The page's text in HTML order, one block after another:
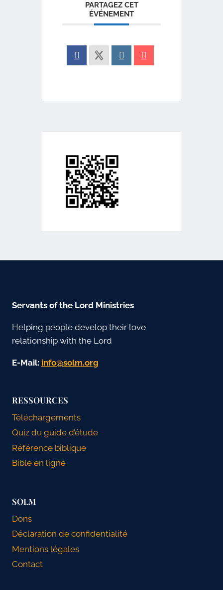
PARTAGEZ CET
ÉVÉNEMENT
Servants of the Lord Ministries
Helping people develop their love
relationship with the Lord
E-Mail: gro.mlos@ofni
RESSOURCES
Téléchargements
Quiz du guide d’étude
Référence biblique
Bible en ligne
SOLM
Dons
Déclaration de confidentialité
Mentions légales
Contact